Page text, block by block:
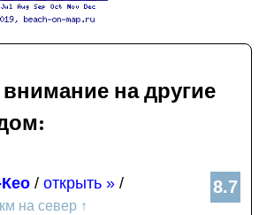
на другие
8.7
/ открыть » /
на север ↑